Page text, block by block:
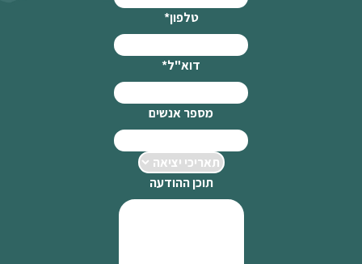
טלפון*
דוא"ל*
מספר אנשים
תוכן ההודעה